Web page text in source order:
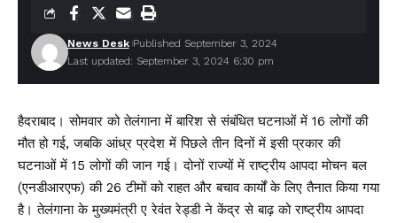
Last updated: September 3, 2024 6:30 pm
News Desk Published September 3, 2024
हैदराबाद। सोमवार को तेलंगाना में बारिश से संबंधित घटनाओं में 16 लोगों की
मौत हो गई, जबकि आंध्र प्रदेश में पिछले तीन दिनों में इसी प्रकार की
घटनाओं में 15 लोगों की जान गई। दोनों राज्यों में राष्ट्रीय आपदा मोचन बल
(एनडीआरएफ) की 26 टीमों को राहत और बचाव कार्यों के लिए तैनात किया गया
है। तेलंगाना के मुख्यमंत्री ए रेवंत रेड्डी ने केंद्र से बाढ़ को राष्ट्रीय आपदा